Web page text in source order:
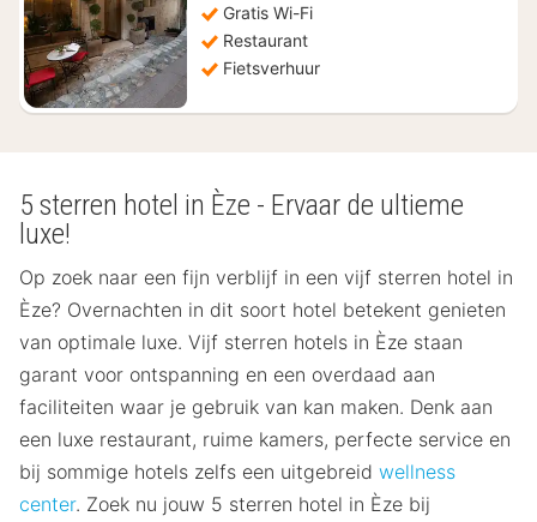
Gratis Wi-Fi
Restaurant
Fietsverhuur
5 sterren hotel in Èze - Ervaar de ultieme
luxe!
Op zoek naar een fijn verblijf in een vijf sterren hotel in
Èze? Overnachten in dit soort hotel betekent genieten
van optimale luxe. Vijf sterren hotels in Èze staan
garant voor ontspanning en een overdaad aan
faciliteiten waar je gebruik van kan maken. Denk aan
een luxe restaurant, ruime kamers, perfecte service en
bij sommige hotels zelfs een uitgebreid wellness
center. Zoek nu jouw 5 sterren hotel in Èze bij